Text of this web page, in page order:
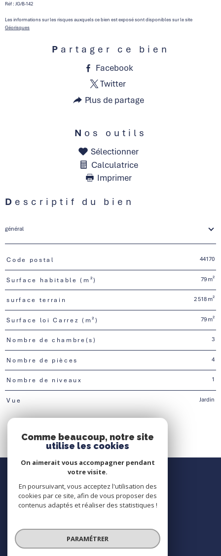
Réf : JG/B-142
Les informations sur les risques auxquels ce bien est exposé sont disponibles sur le site
Géorisques
Partager ce bien
Facebook
Twitter
Plus de partage
Nos outils
Sélectionner
Calculatrice
Imprimer
Descriptif du bien
général
TRAD_PAMPERO_Caracteristique
Code postal 44170
Surface habitable (m²) 79 m²
surface terrain 2 518 m²
Surface loi Carrez (m²) 79 m²
Nombre de chambre(s) 3
Nombre de pièces 4
Nombre de niveaux 1
Vue Jardin
Nous contacter
Contact
Nous suivre
Comme beaucoup, notre site
utilise les cookies
On aimerait vous accompagner pendant
votre visite.
En poursuivant, vous acceptez l'utilisation des
cookies par ce site, afin de vous proposer des
contenus adaptés et réaliser des statistiques !
PARAMÉTRER